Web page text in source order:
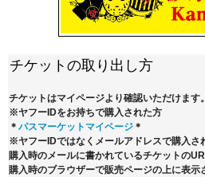
チケットの取り出し方
チケットはマイページより確認いただけます。
※ヤフーIDをお持ちで購入された方
＊ パスマーケットマイページ ＊
※ヤフーIDではなくメールアドレスで購入さ
購入時のメールに書かれているチケットの
購入時のブラウザーで販売ページの上に表示